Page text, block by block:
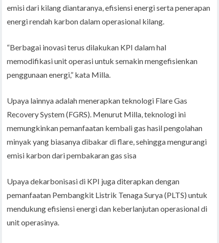
emisi dari kilang diantaranya, efisiensi energi serta penerapan
energi rendah karbon dalam operasional kilang.
“Berbagai inovasi terus dilakukan KPI dalam hal
memodifikasi unit operasi untuk semakin mengefisienkan
penggunaan energi,” kata Milla.
Upaya lainnya adalah menerapkan teknologi Flare Gas
Recovery System (FGRS). Menurut Milla, teknologi ini
memungkinkan pemanfaatan kembali gas hasil pengolahan
minyak yang biasanya dibakar di flare, sehingga mengurangi
emisi karbon dari pembakaran gas sisa
Upaya dekarbonisasi di KPI juga diterapkan dengan
pemanfaatan Pembangkit Listrik Tenaga Surya (PLTS) untuk
mendukung efisiensi energi dan keberlanjutan operasional di
unit operasinya.